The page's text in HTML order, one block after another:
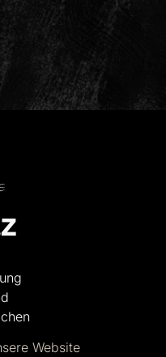
Website